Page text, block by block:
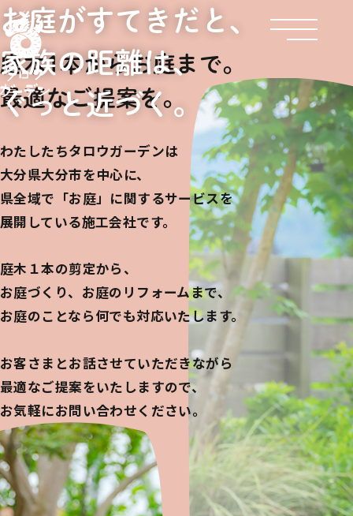
お庭がすてきだと、
家族の距離は、
ぐっと近づく。
庭木1本からお庭まで。
最適なご提案を。
わたしたちタロウガーデンは
大分県大分市を中心に、
県全域で「お庭」に関するサービスを
展開している施工会社です。
庭木１本の剪定から、
お庭づくり、お庭のリフォームまで、
お庭のことなら何でも対応いたします。
お客さまとお話させていただきながら
最適なご提案をいたしますので、
お気軽にお問い合わせください。